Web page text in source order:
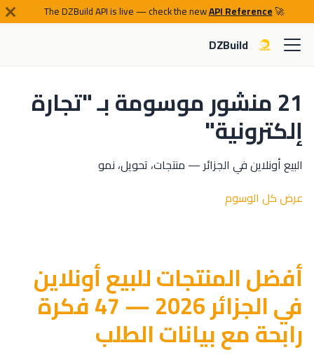
🚀 The DZBuild API is live — check the new
API Reference
DZBuild
21 منشور موسومة بـ "تجارة
إلكترونية"
البيع أونلاين في الجزائر — منتجات، تحويل، نمو
عرض كل الوسوم
أفضل المنتجات للبيع أونلاين
في الجزائر 2026 — 47 فكرة
رابحة مع بيانات الطلب